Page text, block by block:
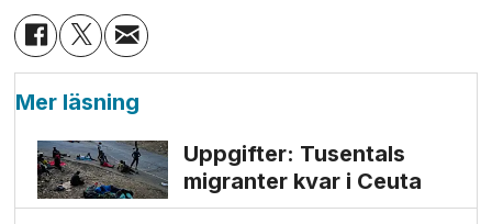
Mer läsning
Uppgifter: Tusentals
migranter kvar i Ceuta